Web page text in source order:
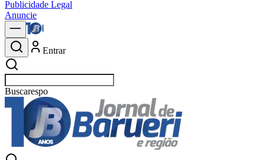
Publicidade Legal
Anuncie
Entrar
Buscarnotíc